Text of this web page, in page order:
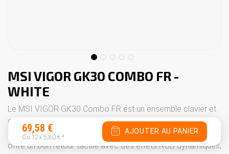
MSI VIGOR GK30 COMBO FR -
WHITE
Le MSI VIGOR GK30 Combo FR est un ensemble clavier et
souris conçu pour les joueurs qui veulent un setup
performant et stylé sans se ruiner. Le clavier à membrane
offre un bon retour tactile avec des effets RGB dynamiques,
69,58 €
Ou 12x 5,80 € *
AJOUTER AU PANIER